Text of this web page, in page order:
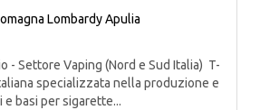
LombardyApulia
- Settore Vaping (Nord e Sud Italia) T-
specializzata nella produzione e
basi per sigarette...